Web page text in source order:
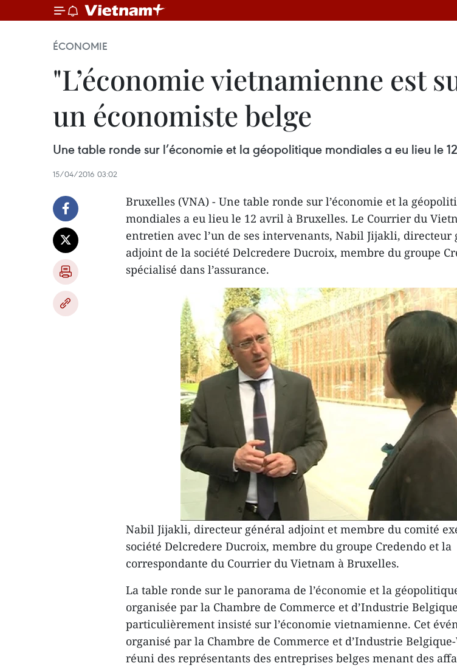
ÉCONOMIE
​"L’économie vietnamienne est
un économiste belge
Une table ronde sur l’économie et la géopolitique mondiales a eu lieu le
15/04/2016 03:02
Bruxelles (VNA) - Une table ronde sur l’économie et la
mondiales a eu lieu le 12 avril à Bruxelles. Le Courrier du
entretien avec l’un de ses intervenants, Nabil Jijakli, directeur
adjoint de la société Delcredere Ducroix, membre du groupe
spécialisé dans l’assurance.
Nabil Jijakli, directeur général adjoint et membre du comité
société Delcredere Ducroix, membre du groupe Credendo et la
correspondante du Courrier du Vietnam à Bruxelles.
La table ronde sur le panorama de l’économie et la
organisée par la Chambre de Commerce et d’Industrie
particulièrement insisté sur l’économie vietnamienne. Cet
organisé par la Chambre de Commerce et d’Industrie
réuni des représentants des entreprises belges menant des